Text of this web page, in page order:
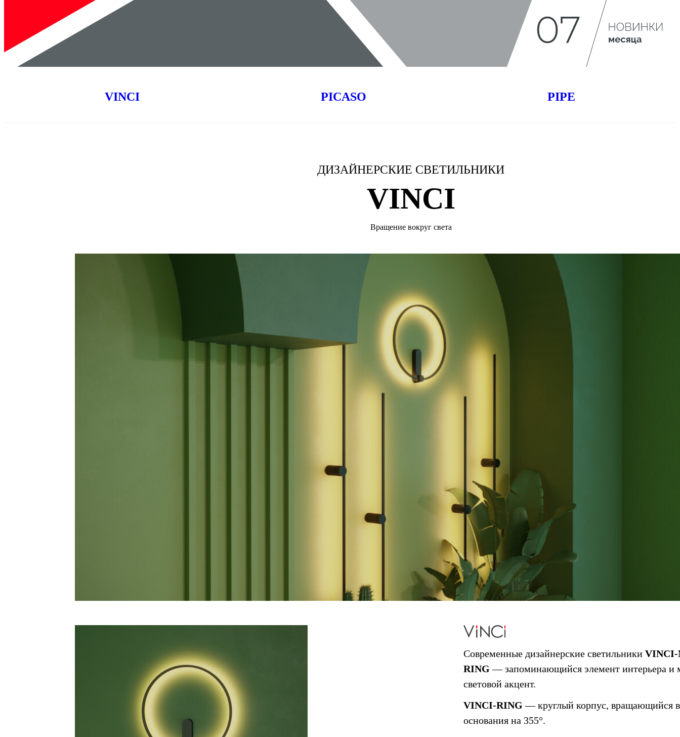
VINCI PICASO PIPE
ДИЗАЙНЕРСКИЕ СВЕТИЛЬНИКИ
VINCI
Вращение вокруг света
Современные дизайнерские светильники
RING — запоминающийся элемент интерьера и
световой акцент.
VINCI-RING — круглый корпус, вращающийся
основания на 355°.